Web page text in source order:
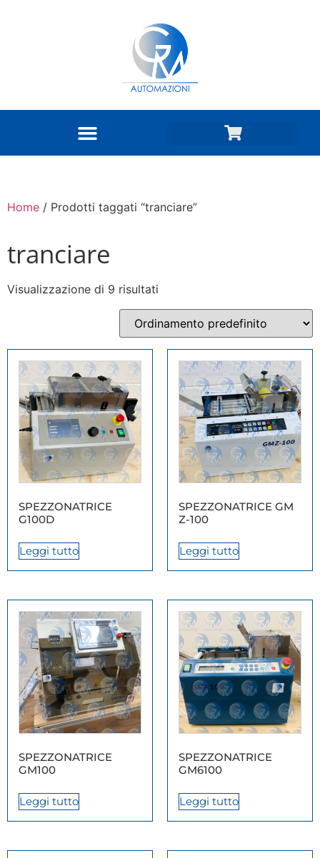
Home / Prodotti taggati “tranciare”
tranciare
Visualizzazione di 9 risultati
SPEZZONATRICE
G100D
Leggi tutto
SPEZZONATRICE GM
Z-100
Leggi tutto
SPEZZONATRICE
GM100
Leggi tutto
SPEZZONATRICE
GM6100
Leggi tutto